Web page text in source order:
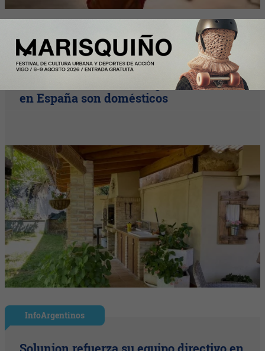
Y Además...
Más de la mitad de los intercambios de
casas con HomeExchange este verano
en España son domésticos
InfoArgentinos